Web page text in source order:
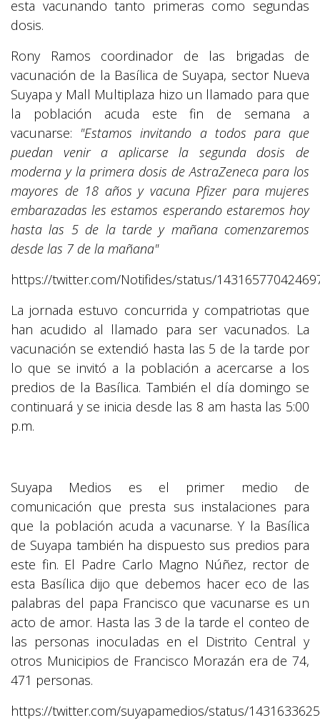
esta vacunando tanto primeras como segundas
dosis.
Rony Ramos coordinador de las brigadas de
vacunación de la Basílica de Suyapa, sector Nueva
Suyapa y Mall Multiplaza hizo un llamado para que
la población acuda este fin de semana a
vacunarse: "Estamos invitando a todos para que
puedan venir a aplicarse la segunda dosis de
moderna y la primera dosis de AstraZeneca para los
mayores de 18 años y vacuna Pfizer para mujeres
embarazadas les estamos esperando estaremos hoy
hasta las 5 de la tarde y mañana comenzaremos
desde las 7 de la mañana"
https://twitter.com/Notifides/status/
La jornada estuvo concurrida y compatriotas que
han acudido al llamado para ser vacunados. La
vacunación se extendió hasta las 5 de la tarde por
lo que se invitó a la población a acercarse a los
predios de la Basílica. También el día domingo se
continuará y se inicia desde las 8 am hasta las 5:00
p.m.
Suyapa Medios es el primer medio de
comunicación que presta sus instalaciones para
que la población acuda a vacunarse. Y la Basílica
de Suyapa también ha dispuesto sus predios para
este fin. El Padre Carlo Magno Núñez, rector de
esta Basílica dijo que debemos hacer eco de las
palabras del papa Francisco que vacunarse es un
acto de amor. Hasta las 3 de la tarde el conteo de
las personas inoculadas en el Distrito Central y
otros Municipios de Francisco Morazán era de 74,
471 personas.
https://twitter.com/suyapamedios/status/